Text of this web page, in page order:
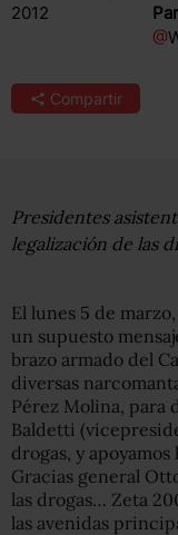
2012
@
Compartir
Presidentes
legalización de las
El lunes 5 de
un supuesto
brazo armado del
diversas
Pérez Molina, para
Baldetti
drogas, y
Gracias general
las drogas… Zeta
las avenidas